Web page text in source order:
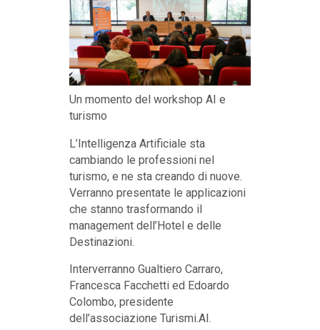
Un momento del workshop AI e
turismo
L’Intelligenza Artificiale sta
cambiando le professioni nel
turismo, e ne sta creando di nuove.
Verranno presentate le applicazioni
che stanno trasformando il
management dell’Hotel e delle
Destinazioni.
Interverranno Gualtiero Carraro,
Francesca Facchetti ed Edoardo
Colombo, presidente
dell’associazione Turismi.AI.